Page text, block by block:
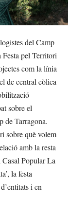
del Camp
Festa pel Territori
com la línia
de central eòlica
sobre el
de Tarragona.
sobre què volem
amb la resta
Popular La
la festa
i en